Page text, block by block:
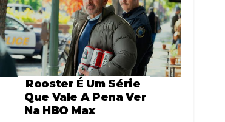
Rooster É Um Série
Que Vale A Pena Ver
Na HBO Max